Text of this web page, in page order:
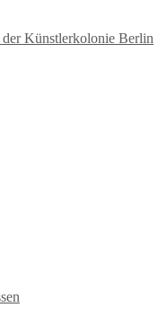
Künstlerkolonie Berlin